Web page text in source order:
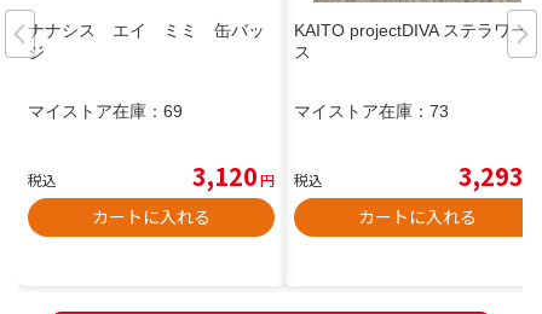
ナナシス エイ ミミ 缶バッ
ジ
マイストア在庫： 69
税込 3,120円
カートに入れる
KAITO projectDIVA ステラワー
ス
マイストア在庫： 73
税込 3,293
カートに入れる